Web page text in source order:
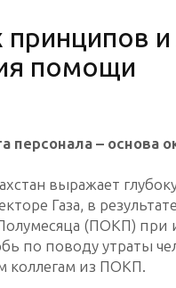
и
помощи
– основа
выражает
Газа, в
(ПОКП) при
по поводу утраты
коллегам из ПОКП.